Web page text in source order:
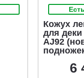
Кожух
для
AJ92
6